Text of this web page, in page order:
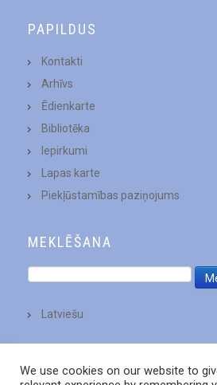
PAPILDUS
Kontakti
Arhīvs
Ēdienkarte
Bibliotēka
Iepirkumi
Lapas karte
Piekļūstamības paziņojums
MEKLĒŠANA
Latviešu
We use cookies on our website to